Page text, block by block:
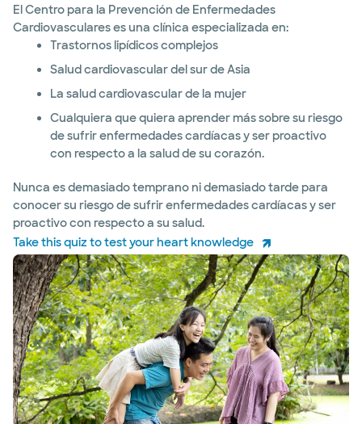
El Centro para la Prevención de Enfermedades
Cardiovasculares es una clínica especializada en:
Trastornos lipídicos complejos
Salud cardiovascular del sur de Asia
La salud cardiovascular de la mujer
Cualquiera que quiera aprender más sobre su riesgo
de sufrir enfermedades cardíacas y ser proactivo
con respecto a la salud de su corazón.
Nunca es demasiado temprano ni demasiado tarde para
conocer su riesgo de sufrir enfermedades cardíacas y ser
proactivo con respecto a su salud.
Take this quiz to test your heart knowledge